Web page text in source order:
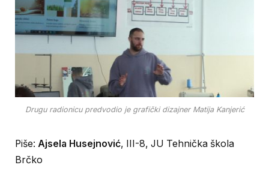
Drugu radionicu predvodio je grafički dizajner Matija Kanjerić
Piše: Ajsela Husejnović, III-8, JU Tehnička škola
Brčko